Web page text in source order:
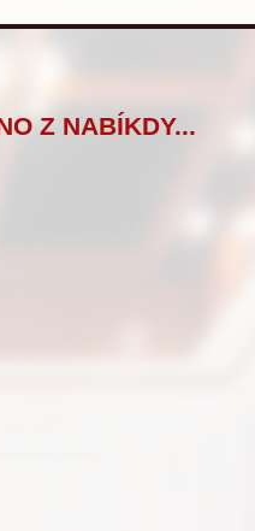
Z NABÍKDY...